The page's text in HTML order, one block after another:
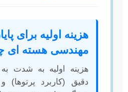
هزینه اولیه برای
مهندسی هسته ای
هزینه اولیه به شدت
دقیق (کاربرد پرتوها)